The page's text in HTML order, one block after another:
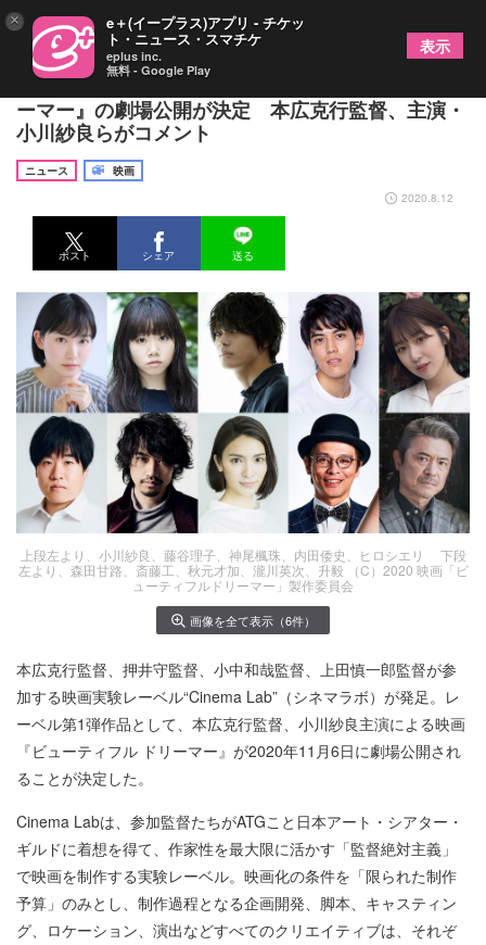
押井守氏が原案の実写映画『ビューティフル ドリ
ーマー』の劇場公開が決定 本広克行監督、主演・
小川紗良らがコメント
ニュース
映画
2020.8.12
ポスト シェア 送る
上段左より、小川紗良、藤谷理子、神尾楓珠、内田倭史、ヒロシエリ 下段
左より、森田甘路、斎藤工、秋元才加、瀧川英次、升毅 （C）2020 映画「ビ
ューティフルドリーマー」製作委員会
画像を全て表示（6件）
本広克行監督、押井守監督、小中和哉監督、上田慎一郎監督が参
加する映画実験レーベル“Cinema Lab”（シネマラボ）が発足。レ
ーベル第1弾作品として、本広克行監督、小川紗良主演による映画
『ビューティフル ドリーマー』が2020年11月6日に劇場公開され
ることが決定した。
Cinema Labは、参加監督たちがATGこと日本アート・シアター・
ギルドに着想を得て、作家性を最大限に活かす「監督絶対主義」
で映画を制作する実験レーベル。映画化の条件を「限られた制作
予算」のみとし、制作過程となる企画開発、脚本、キャスティン
グ、ロケーション、演出などすべてのクリエイティブは、それぞ
× e＋(イープラス)アプリ - チケッ
ト・ニュース・スマチケ
eplus inc.
無料 - Google Play
表示